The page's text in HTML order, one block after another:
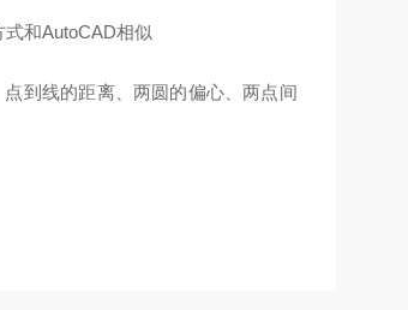
和AutoCAD相似
到线的距离、两圆的偏心、两点间